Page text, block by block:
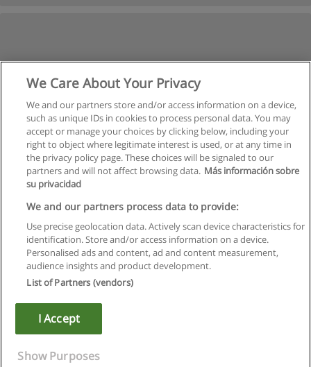
Regras de uso
Privacidade de dados
Copyright © Educaedu Business S.L. - CIF : B-95610580: -
We Care About Your Privacy
We and our partners store and/or access information on a device,
such as unique IDs in cookies to process personal data. You may
accept or manage your choices by clicking below, including your
right to object where legitimate interest is used, or at any time in
the privacy policy page. These choices will be signaled to our
partners and will not affect browsing data. Más información sobre
su privacidad
We and our partners process data to provide:
Use precise geolocation data. Actively scan device characteristics for
identification. Store and/or access information on a device.
Personalised ads and content, ad and content measurement,
audience insights and product development.
List of Partners (vendors)
I Accept
Show Purposes